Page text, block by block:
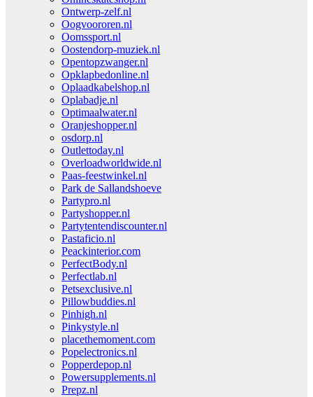
Ontwerp-zelf.nl
Oogvoororen.nl
Oomssport.nl
Oostendorp-muziek.nl
Opentopzwanger.nl
Opklapbedonline.nl
Oplaadkabelshop.nl
Oplabadje.nl
Optimaalwater.nl
Oranjeshopper.nl
osdorp.nl
Outlettoday.nl
Overloadworldwide.nl
Paas-feestwinkel.nl
Park de Sallandshoeve
Partypro.nl
Partyshopper.nl
Partytentendiscounter.nl
Pastaficio.nl
Peackinterior.com
PerfectBody.nl
Perfectlab.nl
Petsexclusive.nl
Pillowbuddies.nl
Pinhigh.nl
Pinkystyle.nl
placethemoment.com
Popelectronics.nl
Popperdepop.nl
Powersupplements.nl
Prepz.nl